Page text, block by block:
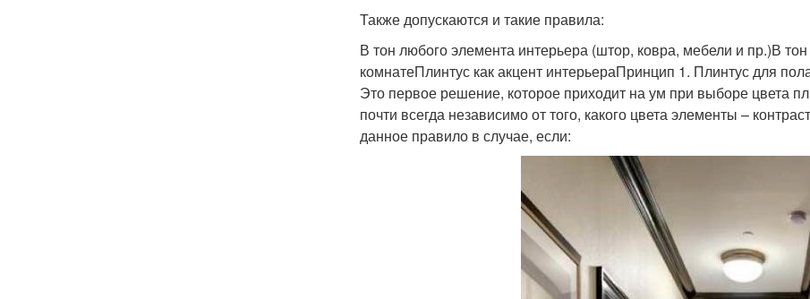
Также допускаются и такие правила:
В тон любого элемента интерьера (штор, ковра, мебели и пр.)В
комнатеПлинтус как акцент интерьераПринцип 1. Плинтус для
Это первое решение, которое приходит на ум при выборе цвета
почти всегда независимо от того, какого цвета элементы –
данное правило в случае, если: